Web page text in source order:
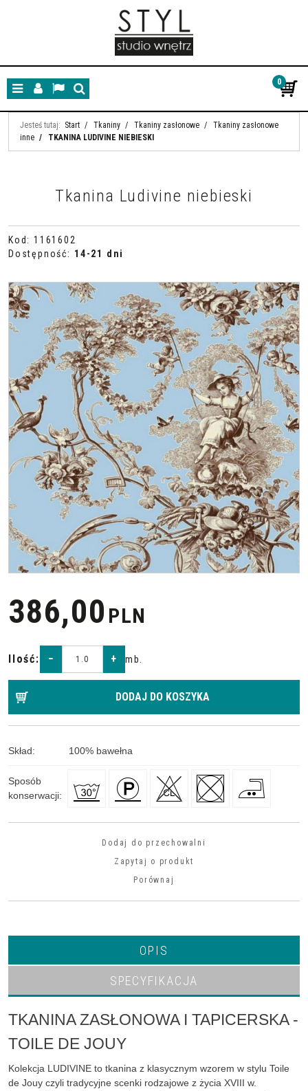
MenuPanelLangSzukaj
0
Jesteś tutaj: Start / Tkaniny / Tkaniny zasłonowe /
Tkaniny zasłonowe
inne / TKANINA LUDIVINE NIEBIESKI
Tkanina Ludivine niebieski
Kod : 1161602
Dostępność: 14-21 dni
386,00 PLN
Ilość: − + mb.
DODAJ DO KOSZYKA
Skład: 100% bawełna
Sposób
konserwacji:
Dodaj do przechowalni
Zapytaj o produkt
Porównaj
OPIS
SPECYFIKACJA
TKANINA ZASŁONOWA I TAPICERSKA -
TOILE DE JOUY
Kolekcja LUDIVINE to tkanina z klasycznym wzorem w stylu Toile
de Jouy czyli tradycyjne scenki rodzajowe z życia XVIII w.